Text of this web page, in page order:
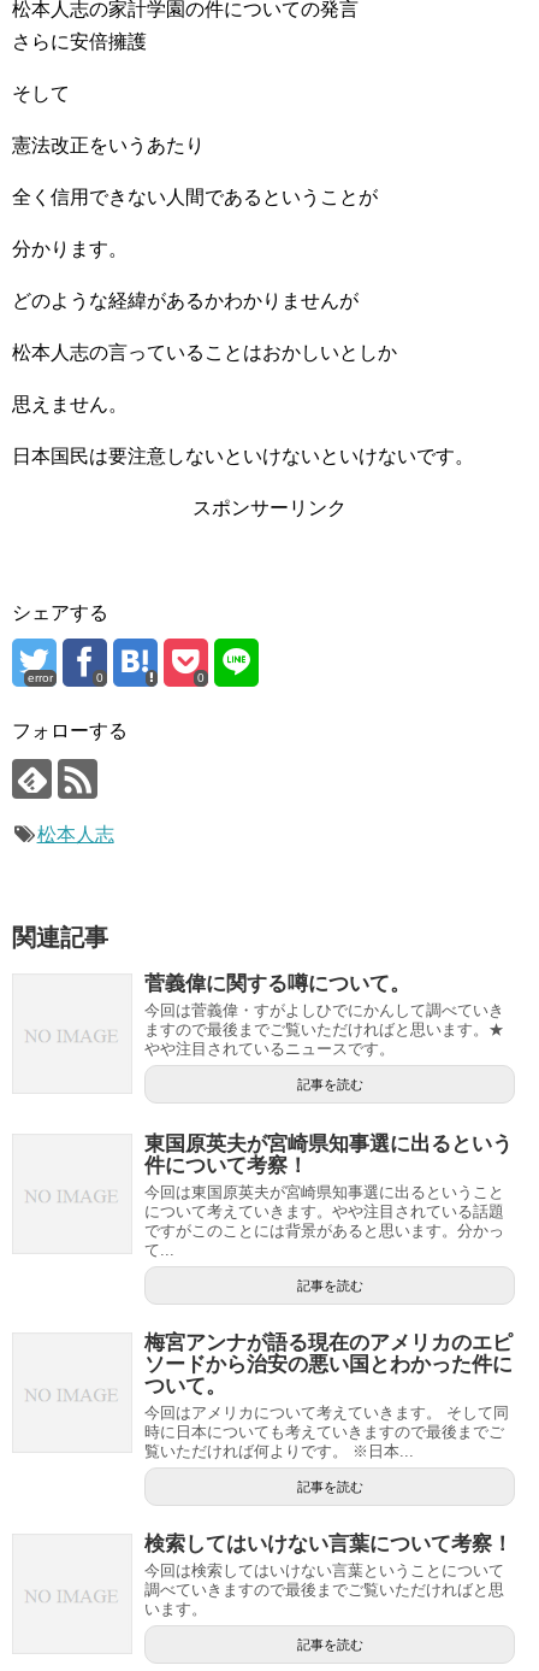
松本人志の家計学園の件についての発言
さらに安倍擁護
そして
憲法改正をいうあたり
全く信用できない人間であるということが
分かります。
どのような経緯があるかわかりませんが
松本人志の言っていることはおかしいとしか
思えません。
日本国民は要注意しないといけないといけないです。
スポンサーリンク
シェアする
error 0 0
フォローする
松本人志
関連記事
菅義偉に関する噂について。
今回は菅義偉・すがよしひでにかんして調べていき
ますので最後までご覧いただければと思います。★
やや注目されているニュースです。
記事を読む
東国原英夫が宮崎県知事選に出るという
件について考察！
今回は東国原英夫が宮崎県知事選に出るということ
について考えていきます。やや注目されている話題
ですがこのことには背景があると思います。分かっ
て...
記事を読む
梅宮アンナが語る現在のアメリカのエピ
ソードから治安の悪い国とわかった件に
ついて。
今回はアメリカについて考えていきます。 そして同
時に日本についても考えていきますので最後までご
覧いただければ何よりです。 ※日本...
記事を読む
検索してはいけない言葉について考察！
今回は検索してはいけない言葉ということについて
調べていきますので最後までご覧いただければと思
います。
記事を読む